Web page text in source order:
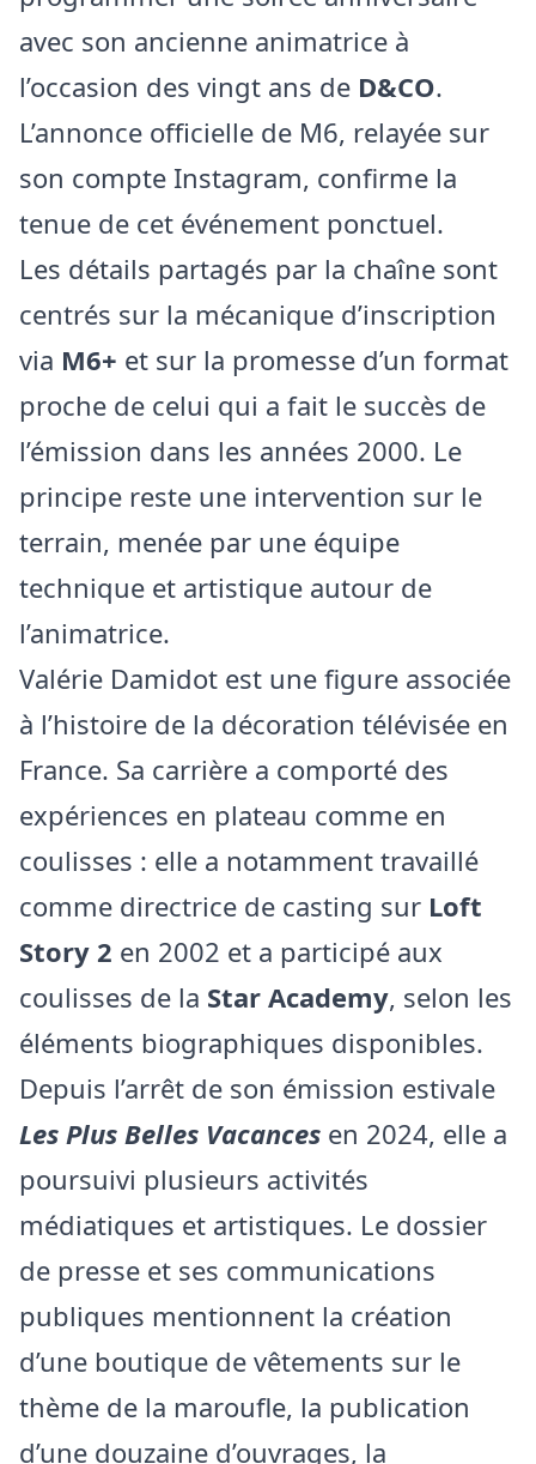
avec son ancienne animatrice à
l’occasion des vingt ans de D&CO.
L’annonce officielle de M6, relayée sur
son compte Instagram, confirme la
tenue de cet événement ponctuel.
Les détails partagés par la chaîne sont
centrés sur la mécanique d’inscription
via M6+ et sur la promesse d’un format
proche de celui qui a fait le succès de
l’émission dans les années 2000. Le
principe reste une intervention sur le
terrain, menée par une équipe
technique et artistique autour de
l’animatrice.
Valérie Damidot est une figure associée
à l’histoire de la décoration télévisée en
France. Sa carrière a comporté des
expériences en plateau comme en
coulisses : elle a notamment travaillé
comme directrice de casting sur Loft
Story 2 en 2002 et a participé aux
coulisses de la Star Academy, selon les
éléments biographiques disponibles.
Depuis l’arrêt de son émission estivale
Les Plus Belles Vacances en 2024, elle a
poursuivi plusieurs activités
médiatiques et artistiques. Le dossier
de presse et ses communications
publiques mentionnent la création
d’une boutique de vêtements sur le
thème de la maroufle, la publication
d’une douzaine d’ouvrages, la